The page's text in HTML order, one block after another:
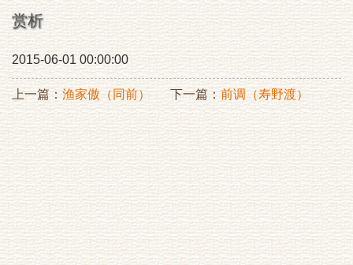
赏析
2015-06-01 00:00:00
上一篇：渔家傲（同前） 下一篇：前调（寿野渡）